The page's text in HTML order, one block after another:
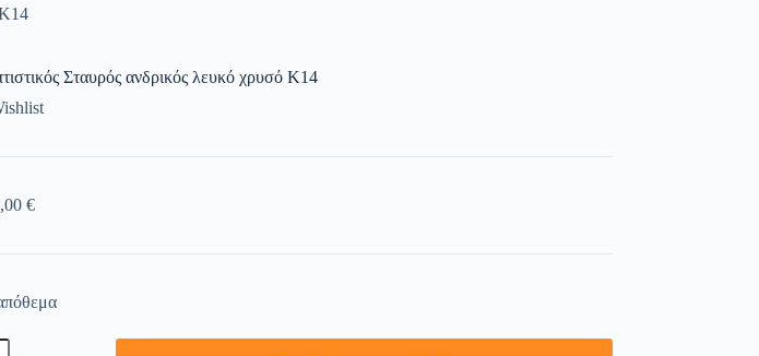
Σταυρός ανδρικός λευκό χρυσό K14
€